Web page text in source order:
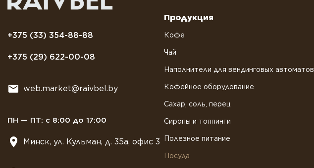
+375 (33) 354-88-88
+375 (29) 622-00-08
web.market@raivbel.by
ПН — ПТ: с 8:00 до 17:00
Минск, ул. Кульман, д. 35а, офис 3
Продукция
Кофе
Чай
Наполнители для вендинговых автоматов
Кофейное оборудование
Сахар, соль, перец
Сиропы и топпинги
Полезное питание
Посуда